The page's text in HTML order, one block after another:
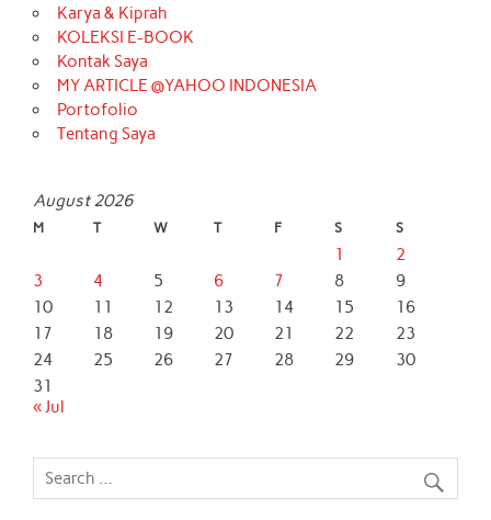
Karya & Kiprah
KOLEKSI E-BOOK
Kontak Saya
MY ARTICLE @YAHOO INDONESIA
Portofolio
Tentang Saya
August 2026
M T W T F S S
1
2
3
4 5 6 7 8
9
10
11 12 13 14 15
16
17
18 19 20 21 22
23
24
25 26 27 28 29
30
31
« Jul